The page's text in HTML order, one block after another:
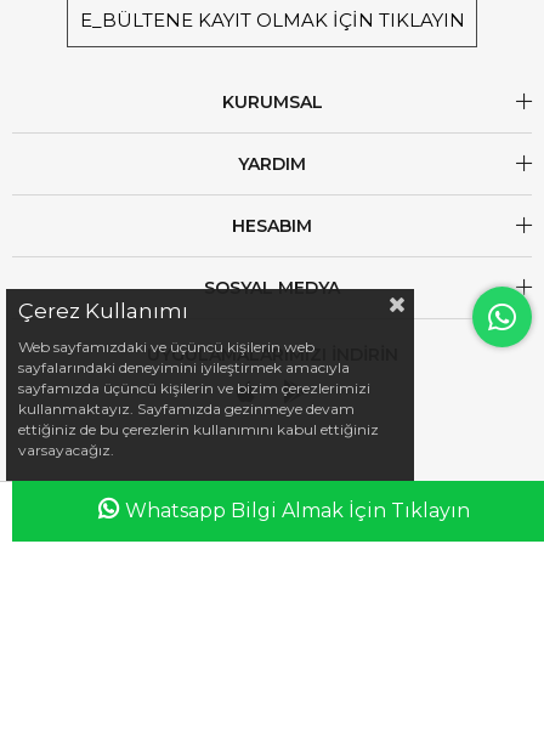
E_BÜLTENE KAYIT OLMAK İÇİN TIKLAYIN
KURUMSAL
YARDIM
HESABIM
SOSYAL MEDYA
UYGULAMALARIMIZI İNDİRİN
iletisim@esswaap.com
Whatsapp Bilgi Almak İçin Tıklayın
Çerez Kullanımı
Web sayfamızdaki ve üçüncü kişilerin web
sayfalarındaki deneyimini iyileştirmek amacıyla
sayfamızda üçüncü kişilerin ve bizim çerezlerimizi
kullanmaktayız. Sayfamızda gezinmeye devam
ettiğiniz de bu çerezlerin kullanımını kabul ettiğiniz
varsayacağız.
Anasayfa Favorilerim Sepetim Üye Girişi